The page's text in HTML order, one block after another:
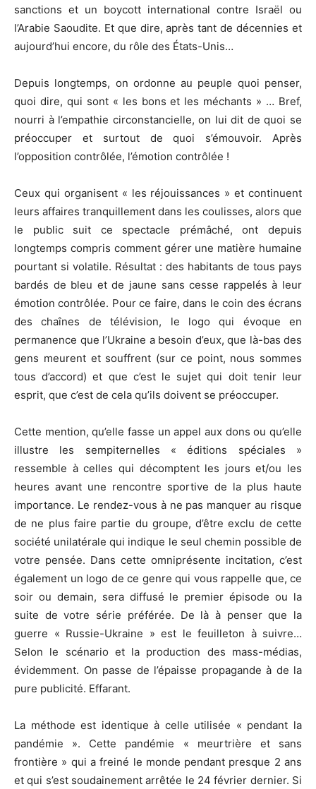
sanctions et un boycott international contre Israël ou
l’Arabie Saoudite. Et que dire, après tant de décennies et
aujourd’hui encore, du rôle des États-Unis…
Depuis longtemps, on ordonne au peuple quoi penser,
quoi dire, qui sont « les bons et les méchants » … Bref,
nourri à l’empathie circonstancielle, on lui dit de quoi se
préoccuper et surtout de quoi s’émouvoir. Après
l’opposition contrôlée, l’émotion contrôlée !
Ceux qui organisent « les réjouissances » et continuent
leurs affaires tranquillement dans les coulisses, alors que
le public suit ce spectacle prémâché, ont depuis
longtemps compris comment gérer une matière humaine
pourtant si volatile. Résultat : des habitants de tous pays
bardés de bleu et de jaune sans cesse rappelés à leur
émotion contrôlée. Pour ce faire, dans le coin des écrans
des chaînes de télévision, le logo qui évoque en
permanence que l’Ukraine a besoin d’eux, que là-bas des
gens meurent et souffrent (sur ce point, nous sommes
tous d’accord) et que c’est le sujet qui doit tenir leur
esprit, que c’est de cela qu’ils doivent se préoccuper.
Cette mention, qu’elle fasse un appel aux dons ou qu’elle
illustre les sempiternelles « éditions spéciales »
ressemble à celles qui décomptent les jours et/ou les
heures avant une rencontre sportive de la plus haute
importance. Le rendez-vous à ne pas manquer au risque
de ne plus faire partie du groupe, d’être exclu de cette
société unilatérale qui indique le seul chemin possible de
votre pensée. Dans cette omniprésente incitation, c’est
également un logo de ce genre qui vous rappelle que, ce
soir ou demain, sera diffusé le premier épisode ou la
suite de votre série préférée. De là à penser que la
guerre « Russie-Ukraine » est le feuilleton à suivre…
Selon le scénario et la production des mass-médias,
évidemment. On passe de l’épaisse propagande à de la
pure publicité. Effarant.
La méthode est identique à celle utilisée « pendant la
pandémie ». Cette pandémie « meurtrière et sans
frontière » qui a freiné le monde pendant presque 2 ans
et qui s’est soudainement arrêtée le 24 février dernier. Si